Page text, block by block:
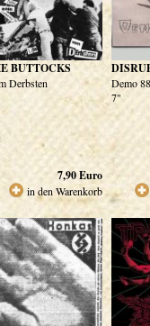
BUTTOCKS
Derbsten
7,90Euro
in den Warenkorb
Demo
7"